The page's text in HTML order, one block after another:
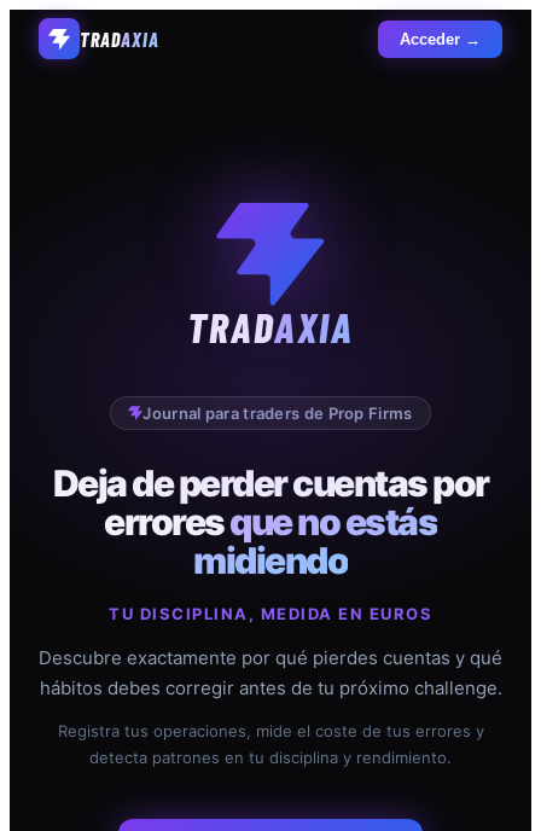
TRADAXIA Acceder →
TRADAXIA
Journal para traders de Prop Firms
Deja de perder cuentas por
erroresque no estás
midiendo
TU DISCIPLINA, MEDIDA EN EUROS
Descubre exactamente por qué pierdes cuentas y qué
hábitos debes corregir antes de tu próximo challenge.
Registra tus operaciones, mide el coste de tus errores y
detecta patrones en tu disciplina y rendimiento.